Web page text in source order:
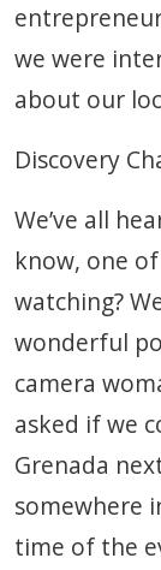
we were
about our
Discovery
We’ve all
know, one
watching?
wonderful
camera
asked if we
Grenada
somewhere
time of the